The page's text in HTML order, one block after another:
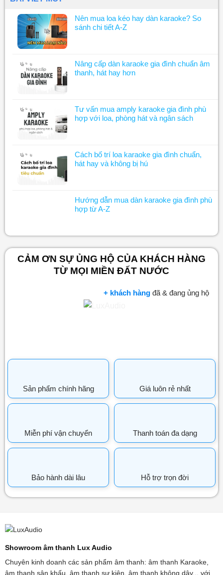
Nên mua loa kéo hay dàn karaoke? So
sánh chi tiết A-Z
Nâng cấp dàn karaoke gia đình chuẩn âm
thanh, hát hay hơn
Tư vấn mua amply karaoke gia đình phù
hợp với loa, phòng hát và ngân sách
Cách bố trí loa karaoke gia đình chuẩn,
hát hay và không bị hú
Hướng dẫn mua dàn karaoke gia đình phù
hợp từ A-Z
CẢM ƠN SỰ ỦNG HỘ CỦA KHÁCH HÀNG
TỪ MỌI MIỀN ĐẤT NƯỚC
+ khách hàng đã & đang ủng hộ
Sản phẩm chính hãng Giá luôn rẻ nhất
Miễn phí vận chuyển Thanh toán đa dạng
Bảo hành dài lâu Hỗ trợ trọn đời
Showroom âm thanh Lux Audio
Chuyên kinh doanh các sản phẩm âm thanh: âm thanh Karaoke,
âm thanh sân khấu, âm thanh sự kiện, âm thanh không dây,.. với